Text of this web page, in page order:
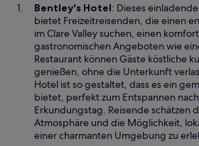
Bentley's HotelW
i
r
d
i
n
e
i
n
e
m
: Dieses
bietet Freizeitreisenden, die einen
im Clare Valley suchen, einen
gastronomischen Angeboten wie
Restaurant können Gäste köstliche
genießen, ohne die Unterkunft
Hotel ist so gestaltet, dass es ein
bietet, perfekt zum Entspannen
Erkundungstag. Reisende schätzen
Atmosphäre und die Möglichkeit,
einer charmanten Umgebung zu